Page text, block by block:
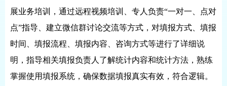
展业务培训，通过远程视频培训、专人负责“一对一、点对
点”指导、建立微信群讨论交流等方式，对填报方式、填报
时间、填报流程、填报内容、咨询方式等进行了详细说
明，指导相关填报负责人了解统计内容和统计方法，熟练
掌握使用填报系统，确保数据填报真实有效，符合逻辑。